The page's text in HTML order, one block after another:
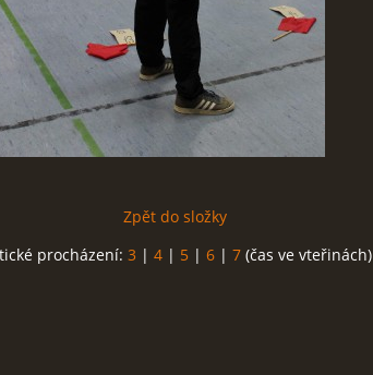
Zpět do složky
procházení: 3 | 4 | 5 | 6 | 7 (čas ve vteřinách)